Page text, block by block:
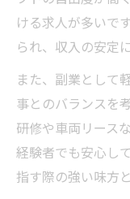
ける求人が多いで
られ、収入の安定
また、副業として
事とのバランスを
研修や車両リース
経験者でも安心し
指す際の強い味方